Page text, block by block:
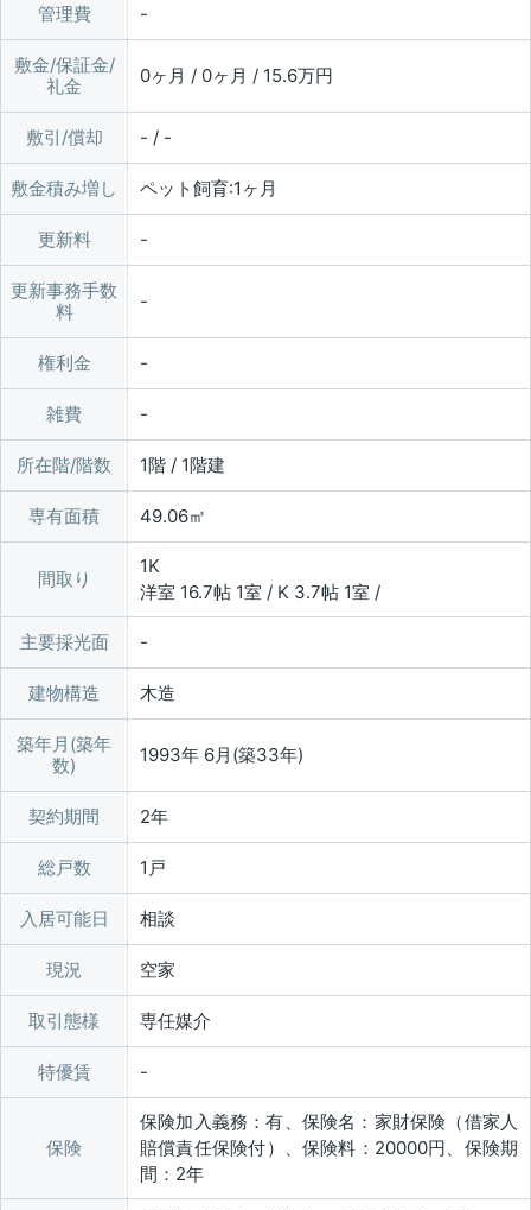
管理費
敷金/保証金/
礼金
0ヶ月 / 0ヶ月 / 15.6万円
敷引/償却 - / -
敷金積み増し ペット飼育:1ヶ月
更新料
更新事務手数
料
権利金
雑費
所在階/階数 1階 / 1階建
専有面積 49.06㎡
間取り
1K
洋室 16.7帖 1室 / K 3.7帖 1室 /
主要採光面
建物構造 木造
築年月(築年
数)
1993年 6月(築33年)
契約期間 2年
総戸数 1戸
入居可能日 相談
現況 空家
取引態様 専任媒介
特優賃
保険
保険加入義務：有、保険名：家財保険（借家人
賠償責任保険付）、保険料：20000円、保険期
間：2年